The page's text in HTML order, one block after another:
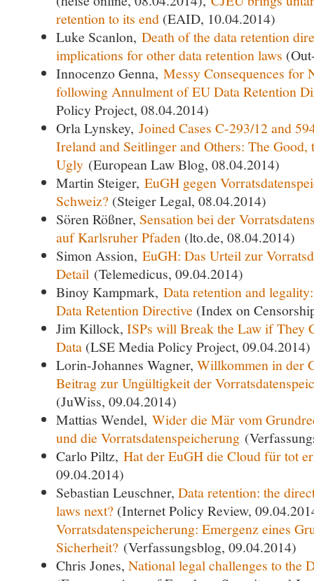
retention to its end (EAID, 10.04.2014)
Luke Scanlon, Death of the data retention
implications for other data retention laws
Innocenzo Genna, Messy Consequences for
following Annulment of EU Data Retention
Policy Project, 08.04.2014)
Orla Lynskey, Joined Cases C-293/12 and
Ireland and Seitlinger and Others: The Good,
Ugly (European Law Blog, 08.04.2014)
Martin Steiger, EuGH gegen
Schweiz? (Steiger Legal, 08.04.2014)
Sören Rößner, Sensation bei der
auf Karlsruher Pfaden (lto.de, 08.04.2014)
Simon Assion, EuGH: Das Urteil zur
Detail (Telemedicus, 09.04.2014)
Binoy Kampmark, Data retention and
Data Retention Directive (Index on
Jim Killock, ISPs will Break the Law if They
Data (LSE Media Policy Project, 09.04.2014)
Lorin-Johannes Wagner, Willkommen in der
Beitrag zur Ungültigkeit der
(JuWiss, 09.04.2014)
Mattias Wendel, Wider die Mär vom
und die Vorratsdatenspeicherung
Carlo Piltz, Hat der EuGH die Cloud für tot
09.04.2014)
Sebastian Leuschner, Data retention: the
laws next? (Internet Policy Review,
Vorratsdatenspeicherung: Emergenz eines
Sicherheit? (Verfassungsblog, 09.04.2014)
Chris Jones, National legal challenges to the